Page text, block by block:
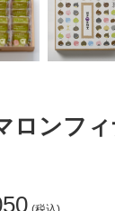
ロンフ